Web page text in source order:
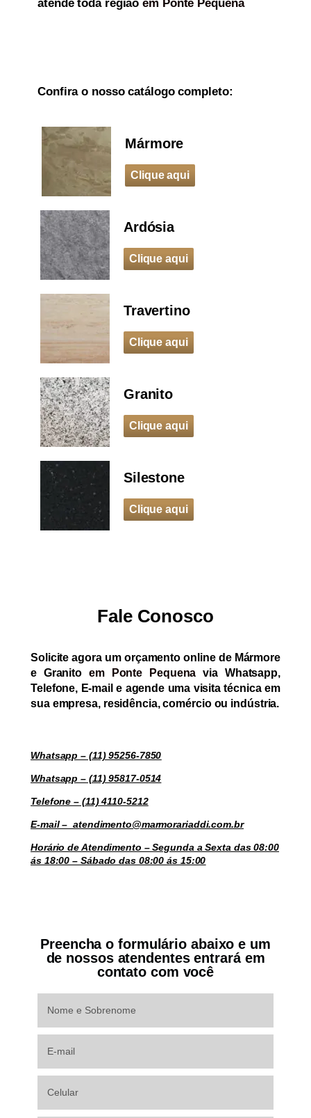
atende toda região em Ponte Pequena
Confira o nosso catálogo completo:
Mármore
Clique aqui
Ardósia
Clique aqui
Travertino
Clique aqui
Granito
Clique aqui
Silestone
Clique aqui
Fale Conosco
Solicite agora um orçamento online de Mármore
e Granito em Ponte Pequena via Whatsapp,
Telefone, E-mail e agende uma visita técnica em
sua empresa, residência, comércio ou indústria.
Whatsapp – (11) 95256-7850
Whatsapp – (11) 95817-0514
Telefone – (11) 4110-5212
E-mail – atendimento@marmorariaddi.com.br
Horário de Atendimento – Segunda a Sexta das 08:00
ás 18:00 – Sábado das 08:00 ás 15:00
Preencha o formulário abaixo e um
de nossos atendentes entrará em
contato com você